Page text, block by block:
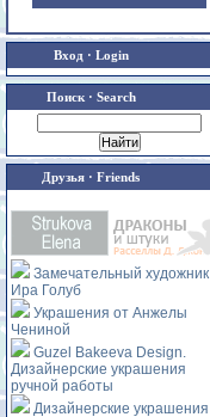
Вход · Login
Поиск · Search
Друзья · Friends
Замечательный художник
Ира Голуб
Украшения от Анжелы
Чениной
Guzel Bakeeva Design.
Дизайнерские украшения
ручной работы
Дизайнерские украшения